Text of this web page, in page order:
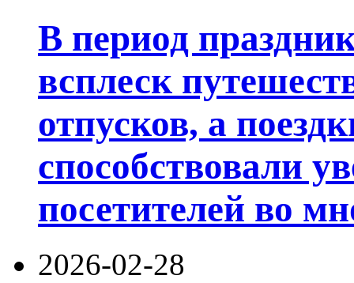
В период
всплеск
отпусков, а
способствовали
посетителей во
2026-02-28